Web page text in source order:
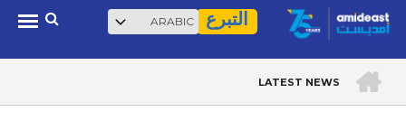
Skip
main
content
بحث التبرع Select
your
BREADCRUMB
LATEST NEWS